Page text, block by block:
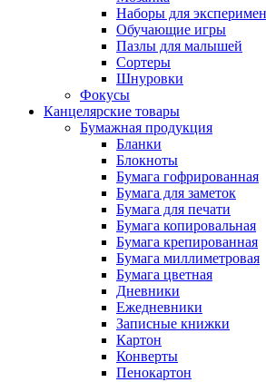
Наборы для
Обучающие игры
Пазлы для малышей
Сортеры
Шнуровки
Фокусы
Канцелярские товары
Бумажная продукция
Бланки
Блокноты
Бумага гофрированная
Бумага для заметок
Бумага для печати
Бумага копировальная
Бумага крепированная
Бумага миллиметровая
Бумага цветная
Дневники
Ежедневники
Записные книжки
Картон
Конверты
Пенокартон